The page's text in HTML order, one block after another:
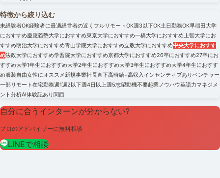
特徴から絞り込む
未経験者OK経験者に最適経営者の近く フルリモートOK週3以下OK土日勤務OK早稲田大学
におすすめ慶應義塾大学におすすめ東京大学におすすめ一橋大学におすすめ上智大学にお
すすめ明治大学におすすめ青山学院大学におすすめ立教大学におすすめ中央大学におすす
め法政大学におすすめ学習院大学におすすめ京都大学におすすめ26卒におすすめ27卒にお
すすめ大学1年生におすすめ大学2年生におすすめ大学3年生におすすめ大学4年生におすす
め服装自由女性にオススメ新規事業社長直下高時給+高収入 インセンティブありベンチャー
一部リモート在宅勤務週1週2以下週4日以上週5志望動機不要起業ノウハウ英語力マネジメ
ント分析AI体験記あり関西
自分に合うインターンが分からない?
プロのアドバイザーに無料相談
LINEで相談